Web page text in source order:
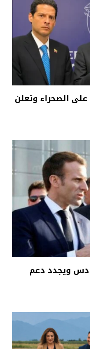
الصحراء وتعلن
ويجدد دعم